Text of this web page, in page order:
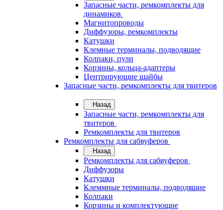
Запасные части, ремкомплекты для
динамиков
Магнитопроводы
Диффузоры, ремкомплекты
Катушки
Клемные терминалы, подводящие
Колпаки, пули
Корзины, кольца-адаптеры
Центрирующие шайбы
Запасные части, ремкомплекты для твитеров
Назад
Запасные части, ремкомплекты для
твитеров
Ремкомплекты для твитеров
Ремкомплекты для сабвуферов
Назад
Ремкомплекты для сабвуферов
Диффузоры
Катушки
Клеммные терминалы, подводящие
Колпаки
Корзины и комплектующие